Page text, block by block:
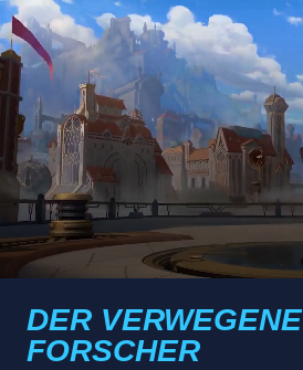
DER VERWEGENE
FORSCHER